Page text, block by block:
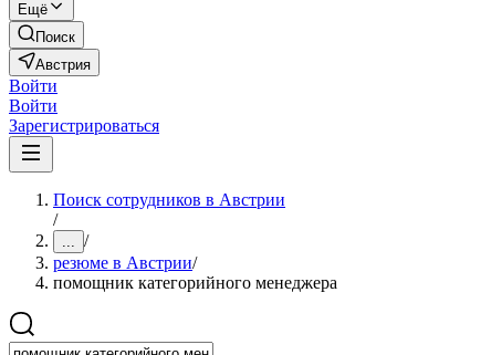
Ещё
Поиск
Австрия
Войти
Войти
Зарегистрироваться
Поиск сотрудников в Австрии
/
... /
резюме в Австрии/
помощник категорийного менеджера